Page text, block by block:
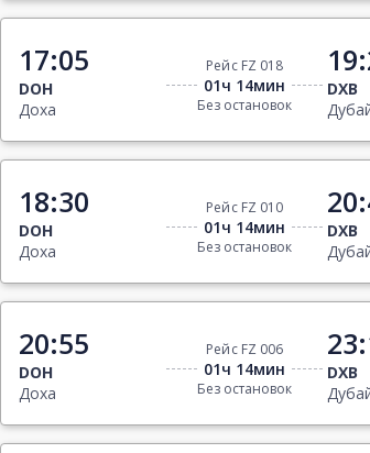
17:05
DOH
Доха
Рейс FZ 018
01ч 14мин
Без остановок
DXB
18:30
DOH
Доха
Рейс FZ 010
01ч 14мин
Без остановок
DXB
20:55
DOH
Доха
Рейс FZ 006
01ч 14мин
Без остановок
DXB